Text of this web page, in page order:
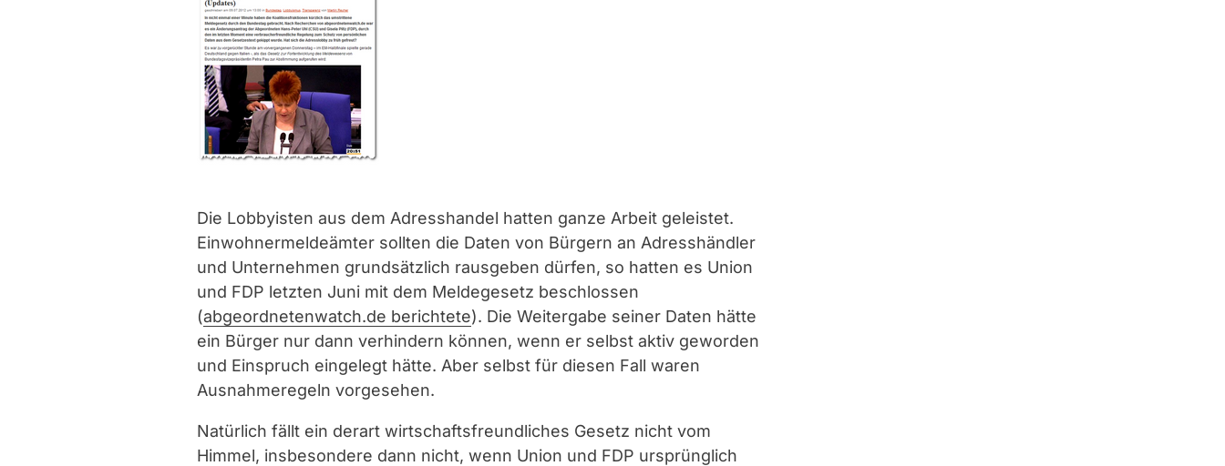
Die Lobbyisten aus dem Adresshandel hatten ganze Arbeit geleistet.
Einwohnermeldeämter sollten die Daten von Bürgern an Adresshändler
und Unternehmen grundsätzlich rausgeben dürfen, so hatten es Union
und FDP letzten Juni mit dem Meldegesetz beschlossen
(abgeordnetenwatch.de berichtete). Die Weitergabe seiner Daten hätte
ein Bürger nur dann verhindern können, wenn er selbst aktiv geworden
und Einspruch eingelegt hätte. Aber selbst für diesen Fall waren
Ausnahmeregeln vorgesehen.
Natürlich fällt ein derart wirtschaftsfreundliches Gesetz nicht vom
Himmel, insbesondere dann nicht, wenn Union und FDP ursprünglich